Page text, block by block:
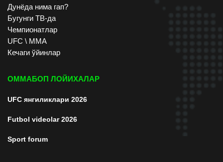
Дунёда нима гап?
Бугунги ТВ-да
Чемпионатлар
UFC \ ММА
Кечаги ўйинлар
ОММАБОП ЛОЙИХАЛАР
UFC янгиликлари 2026
Futbol videolar 2026
Sport forum